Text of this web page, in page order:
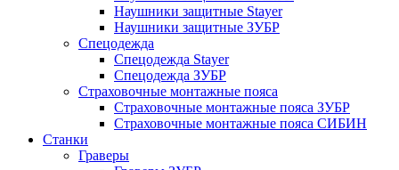
Наушники защитные Stayer
Наушники защитные ЗУБР
Спецодежда
Спецодежда Stayer
Спецодежда ЗУБР
Страховочные монтажные пояса
Страховочные монтажные пояса ЗУБР
Страховочные монтажные пояса СИБИН
Станки
Граверы